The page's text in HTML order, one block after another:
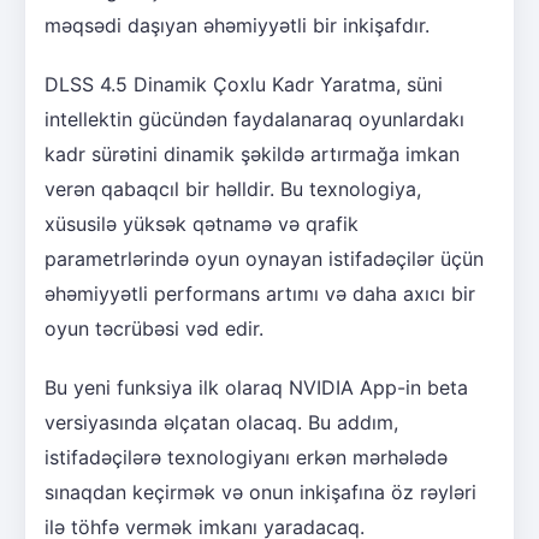
məqsədi daşıyan əhəmiyyətli bir inkişafdır.
DLSS 4.5 Dinamik Çoxlu Kadr Yaratma, süni
intellektin gücündən faydalanaraq oyunlardakı
kadr sürətini dinamik şəkildə artırmağa imkan
verən qabaqcıl bir həlldir. Bu texnologiya,
xüsusilə yüksək qətnamə və qrafik
parametrlərində oyun oynayan istifadəçilər üçün
əhəmiyyətli performans artımı və daha axıcı bir
oyun təcrübəsi vəd edir.
Bu yeni funksiya ilk olaraq NVIDIA App-in beta
versiyasında əlçatan olacaq. Bu addım,
istifadəçilərə texnologiyanı erkən mərhələdə
sınaqdan keçirmək və onun inkişafına öz rəyləri
ilə töhfə vermək imkanı yaradacaq.